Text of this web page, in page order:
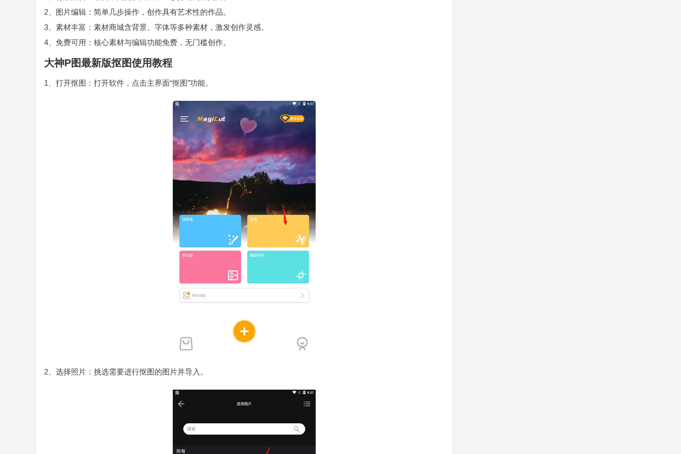
2、图片编辑：简单几步操作，创作具有艺术性的作品。
3、素材丰富：素材商城含背景、字体等多种素材，激发创作灵感。
4、免费可用：核心素材与编辑功能免费，无门槛创作。
大神P图最新版抠图使用教程
1、打开抠图：打开软件，点击主界面“抠图”功能。
2、选择照片：挑选需要进行抠图的图片并导入。